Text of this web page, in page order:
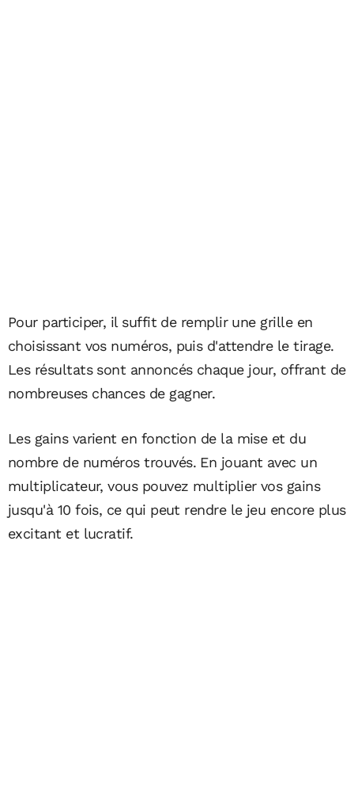
Pour participer, il suffit de remplir une grille en
choisissant vos numéros, puis d'attendre le tirage.
Les résultats sont annoncés chaque jour, offrant de
nombreuses chances de gagner.
Les gains varient en fonction de la mise et du
nombre de numéros trouvés. En jouant avec un
multiplicateur, vous pouvez multiplier vos gains
jusqu'à 10 fois, ce qui peut rendre le jeu encore plus
excitant et lucratif.